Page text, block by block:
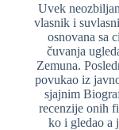
Uvek
vlasnik i
osnovana sa
čuvanja
Zemuna.
povukao iz
sjajnim
recenzije onih
ko i gledao a